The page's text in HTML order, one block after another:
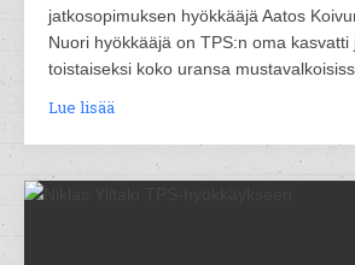
jatkosopimuksen hyökkääjä Aatos
Nuori hyökkääjä on TPS:n oma
toistaiseksi koko uransa
Lue lisää